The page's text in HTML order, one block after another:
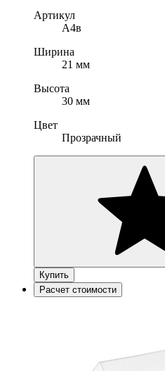
Артикул
A4в
Ширина
21 мм
Высота
30 мм
Цвет
Прозрачный
Купить
Расчет стоимости